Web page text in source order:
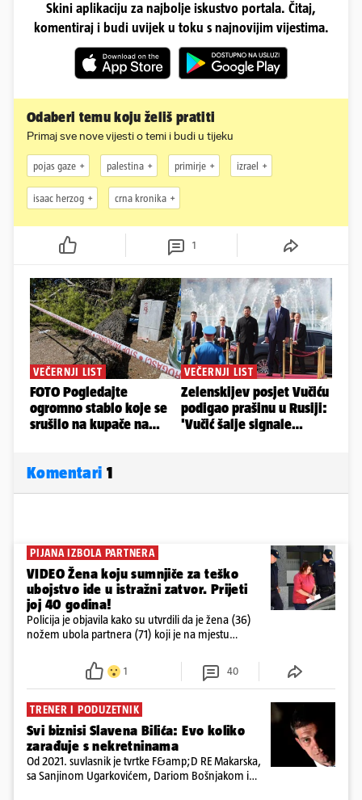
Skini aplikaciju za najbolje iskustvo portala. Čitaj,
komentiraj i budi uvijek u toku s najnovijim vijestima.
Odaberi temu koju želiš pratiti
Primaj sve nove vijesti o temi i budi u tijeku
pojas gaze palestina primirje izrael
isaac herzog crna kronika
1
Komentari 1
PIJANA IZBOLA PARTNERA
VIDEO Žena koju sumnjiče za teško
ubojstvo ide u istražni zatvor. Prijeti
joj 40 godina!
Policija je objavila kako su utvrdili da je žena (36)
nožem ubola partnera (71) koji je na mjestu
ispitali i poslali u istražni zatvor
1 40
TRENER I PODUZETNIK
Svi biznisi Slavena Bilića: Evo koliko
zarađuje s nekretninama
Od 2021. suvlasnik je tvrtke F&amp;D RE Makarska,
sa Sanjinom Ugarkovićem, Dariom Bošnjakom i